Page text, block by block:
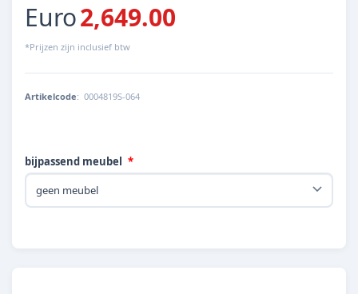
Euro2,649.00
*Prijzen zijn inclusief btw
Artikelcode: 0004819S-064
bijpassend meubel